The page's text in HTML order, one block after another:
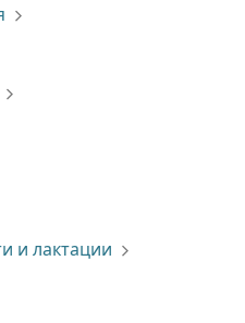
и лактации